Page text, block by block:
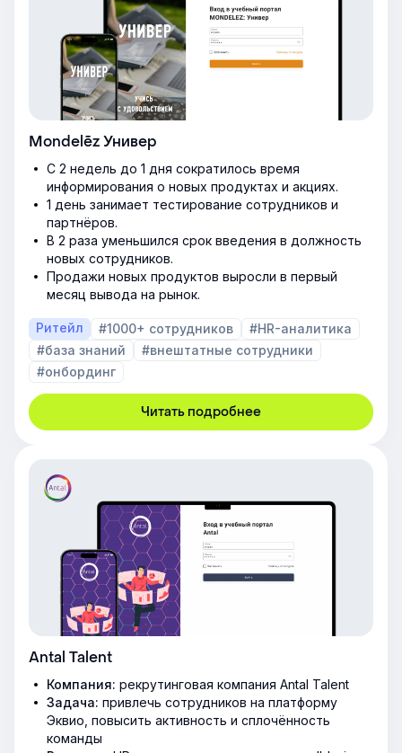
Mondelēz Универ
С 2 недель до 1 дня сократилось время
информирования о новых продуктах и акциях.
1 день занимает тестирование сотрудников и
партнёров.
В 2 раза уменьшился срок введения в должность
новых сотрудников.
Продажи новых продуктов выросли в первый
месяц вывода на рынок.
Ритейл #1000+ сотрудников
#HR-аналитика
#база знаний
#внештатные сотрудники
#онбординг
Читать подробнее
Antal Talent
Компания: рекрутинговая компания Antal Talent
Задача: привлечь сотрудников на платформу
Эквио, повысить активность и сплочённость
команды